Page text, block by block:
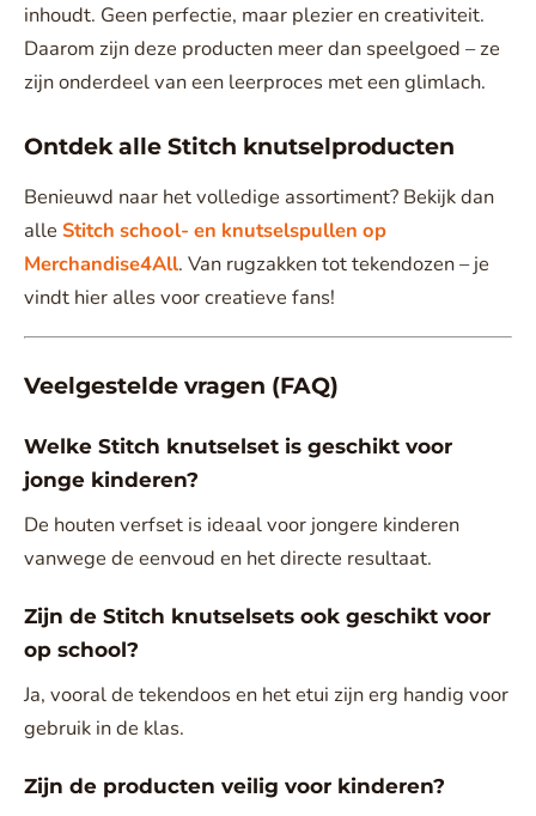
inhoudt. Geen perfectie, maar plezier en creativiteit.
Daarom zijn deze producten meer dan speelgoed – ze
zijn onderdeel van een leerproces met een glimlach.
Ontdek alle Stitch knutselproducten
Benieuwd naar het volledige assortiment? Bekijk dan
alle Stitch school- en knutselspullen op
Merchandise4All. Van rugzakken tot tekendozen – je
vindt hier alles voor creatieve fans!
Veelgestelde vragen (FAQ)
Welke Stitch knutselset is geschikt voor
jonge kinderen?
De houten verfset is ideaal voor jongere kinderen
vanwege de eenvoud en het directe resultaat.
Zijn de Stitch knutselsets ook geschikt voor
op school?
Ja, vooral de tekendoos en het etui zijn erg handig voor
gebruik in de klas.
Zijn de producten veilig voor kinderen?